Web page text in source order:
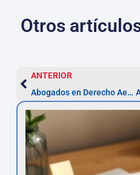
Otros
ANTERIOR
Abogados en Derecho Aeroespacial en Marbella: licencias y plazos